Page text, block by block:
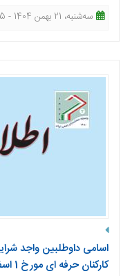
ﺳﻪشنبه، 21 بهمن 1404 - 16:45
اسامی داوطلبین واجد
کارکنان حرفه ای مورخ 1 اسفند 1404